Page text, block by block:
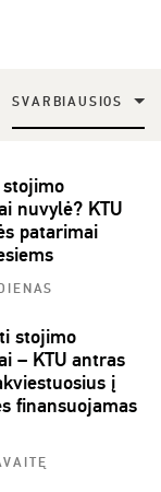
SVARBIAUSIOS
nuvylė? KTU
patarimai
stojimo
– KTU antras
į
finansuojamas